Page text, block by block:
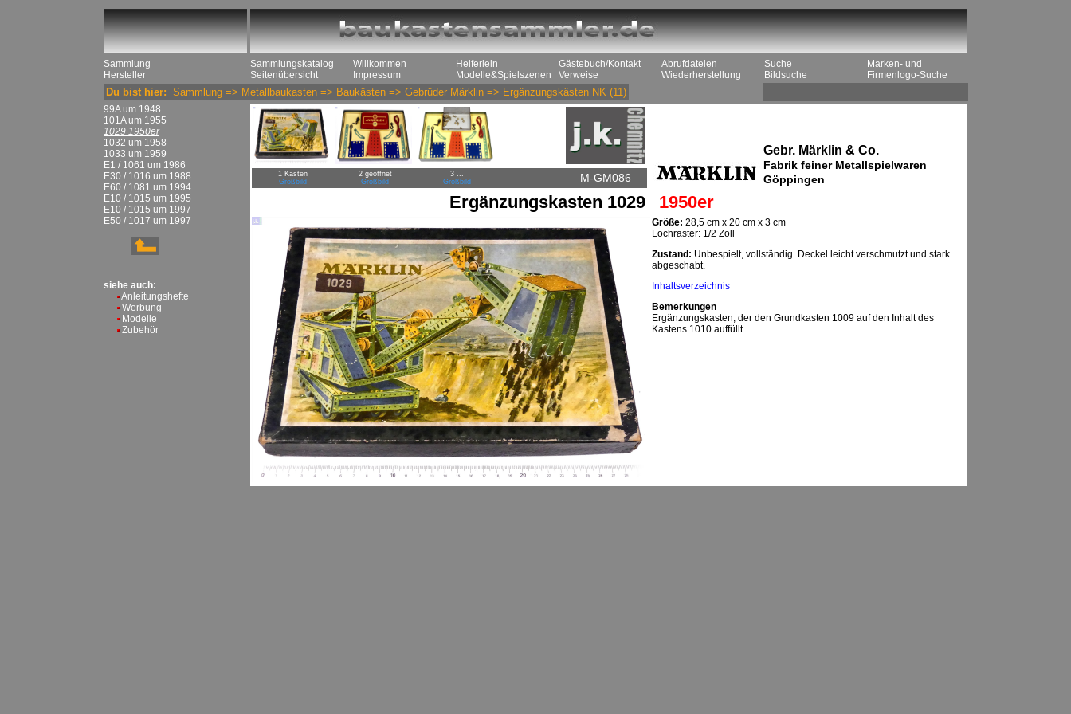
Sammlung
Hersteller
Sammlungskatalog
Seitenübersicht
Willkommen
Impressum
Helferlein
Modelle&Spielszenen
Gästebuch/Kontakt
Verweise
Abrufdateien
Wiederherstellung
Suche
Bildsuche
Marken- und
Firmenlogo-Suche
Du bist hier: Sammlung => Metallbaukasten => Baukästen => Gebrüder Märklin => Ergänzungskästen NK (11)
99A um 1948
101A um 1955
1029 1950er
1032 um 1958
1033 um 1959
E1 / 1061 um 1986
E30 / 1016 um 1988
E60 / 1081 um 1994
E10 / 1015 um 1995
E10 / 1015 um 1997
E50 / 1017 um 1997
siehe auch:
Anleitungshefte
Werbung
Modelle
Zubehör
1 Kasten
Großbild
2 geöffnet
Großbild
3 ...
Großbild
M-GM086
Gebr. Märklin & Co.
Fabrik feiner Metallspielwaren
Göppingen
Ergänzungskasten 1029 1950er
Größe: 28,5 cm x 20 cm x 3 cm
Lochraster: 1/2 Zoll
Zustand: Unbespielt, vollständig. Deckel leicht verschmutzt und stark
abgeschabt.
Inhaltsverzeichnis
Bemerkungen
Ergänzungskasten, der den Grundkasten 1009 auf den Inhalt des
Kastens 1010 auffüllt.